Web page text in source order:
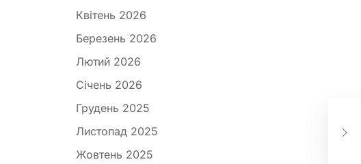
Квітень 2026
Березень 2026
Лютий 2026
Січень 2026
Грудень 2025
Листопад 2025
Жовтень 2025